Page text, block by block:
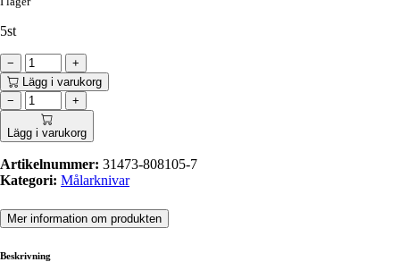
5st
−
+
Lägg i varukorg
−
+
Lägg i varukorg
Artikelnummer: 31473-808105-7
Kategori: Målarknivar
Mer information om produkten
Beskrivning